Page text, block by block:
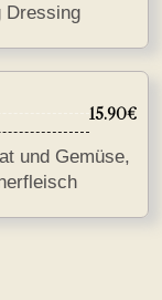
Dressing
15.90€
und Gemüse,